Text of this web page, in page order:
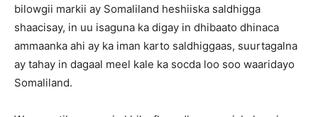
bilowgii markii ay Somaliland heshiiska saldhigga
shaacisay, in uu isaguna ka digay in dhibaato dhinaca
ammaanka ahi ay ka iman karto saldhiggaas, suurtagalna
ay tahay in dagaal meel kale ka socda loo soo waaridayo
Somaliland.